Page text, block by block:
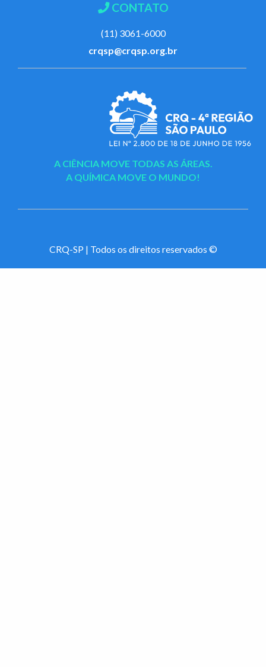
CONTATO
(11) 3061-6000
crqsp@crqsp.org.br
A CIÊNCIA MOVE TODAS AS ÁREAS.
A QUÍMICA MOVE O MUNDO!
CRQ-SP | Todos os direitos reservados ©